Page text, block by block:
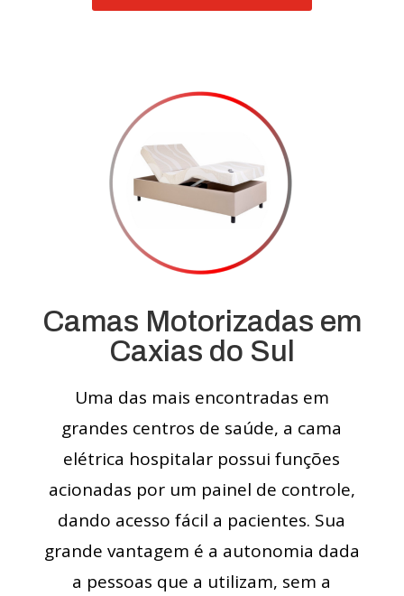
Camas Motorizadas em
Caxias do Sul
Uma das mais encontradas em
grandes centros de saúde, a cama
elétrica hospitalar possui funções
acionadas por um painel de controle,
dando acesso fácil a pacientes. Sua
grande vantagem é a autonomia dada
a pessoas que a utilizam, sem a